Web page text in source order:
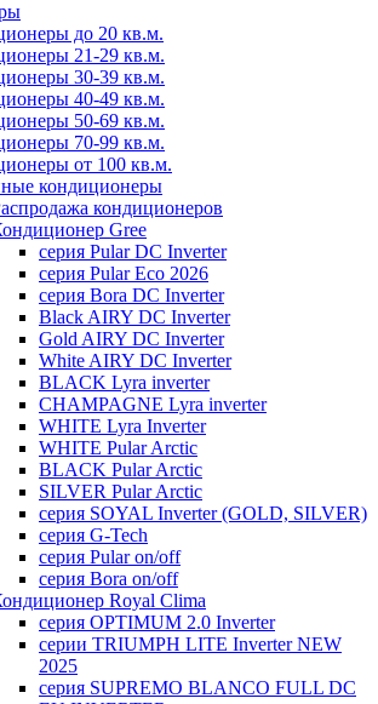
до 20 кв.м.
21-29 кв.м.
30-39 кв.м.
40-49 кв.м.
50-69 кв.м.
70-99 кв.м.
от 100 кв.м.
кондиционеры
кондиционеров
Gree
серия Pular DC Inverter
серия Pular Eco 2026
серия Bora DC Inverter
Black AIRY DC Inverter
Gold AIRY DC Inverter
White AIRY DC Inverter
BLACK Lyra inverter
CHAMPAGNE Lyra inverter
WHITE Lyra Inverter
WHITE Pular Arctic
BLACK Pular Arctic
SILVER Pular Arctic
серия SOYAL Inverter (GOLD, SILVER)
серия G-Tech
серия Pular on/off
серия Bora on/off
Royal Clima
серия OPTIMUM 2.0 Inverter
серии TRIUMPH LITE Inverter NEW
2025
серия SUPREMO BLANCO FULL DC